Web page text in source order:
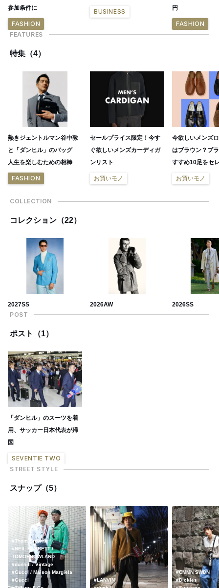
参加条件に
FASHION
BUSINESS 円
FASHION
FEATURES
特集（4）
熱きジェントルマン谷中敦
と「ダンヒル」のバッグ
人生を楽しむための相棒
FASHION
セールプライス限定！今す
ぐ欲しいメンズカーディガ
ンリスト
お買いモノ
今欲しいメンズ
はブラウン？ブ
すすめ10足をセ
お買いモノ
COLLECTION
コレクション（22）
2027SS 2026AW 2026SS
POST
ポスト（1）
「ダンヒル」のスーツを着
用、サッカー日本代表が帰
国
SEVENTIE TWO
STREET STYLE
スナップ（5）
#Thom Browne
#NEIL BARRETT /
TOMORROWLAND
#dunhill / Vintage
#Gucci / Maison Margiela
#Gucci
#LANVIN
#CMMN SWDN
#Dickies